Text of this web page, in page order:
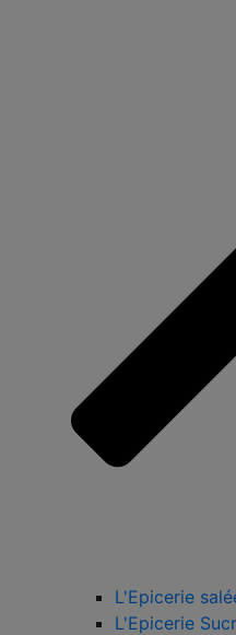
L'Epicerie
L'Epicerie